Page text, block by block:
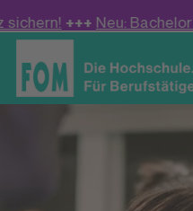
Management (B.A.)